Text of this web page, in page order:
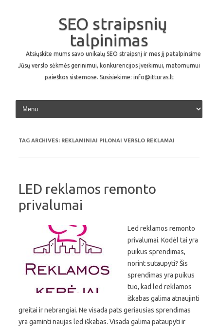
SEO straipsnių
talpinimas
Atsiųskite mums savo unikalų SEO straipsnį ir mes jį patalpinsime
Jūsų verslo sėkmės gerinimui, konkurencijos įveikimui, matomumui
paieškos sistemose. Susisiekime: info@itturas.lt
Skip to content
TAG ARCHIVES: REKLAMINIAI PILONAI VERSLO REKLAMAI
LED reklamos remonto
privalumai
Led reklamos remonto
privalumai. Kodėl tai yra
puikus sprendimas,
norint sutaupyti? Šis
sprendimas yra puikus
tuo, kad led reklamos
iškabas galima atnaujinti
greitai ir nebrangiai. Ne visada pats geriausias sprendimas
yra gaminti naujas led iškabas. Visada galima pataupyti ir